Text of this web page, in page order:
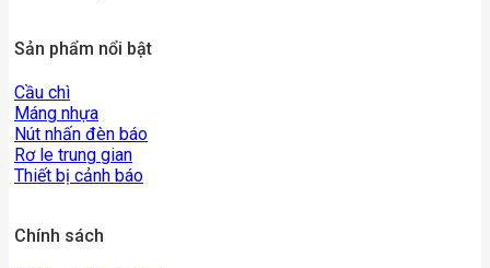
Sản phẩm nổi bật
Cầu chì
Máng nhựa
Nút nhấn đèn báo
Rơ le trung gian
Thiết bị cảnh báo
Chính sách